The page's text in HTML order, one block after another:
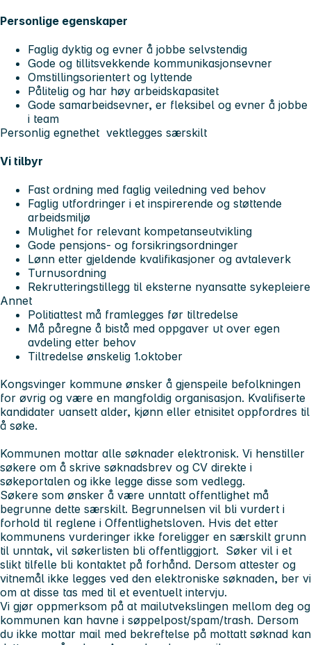
Personlige egenskaper
Faglig dyktig og evner å jobbe selvstendig
Gode og tillitsvekkende kommunikasjonsevner
Omstillingsorientert og lyttende
Pålitelig og har høy arbeidskapasitet
Gode samarbeidsevner, er fleksibel og evner å jobbe
i team
Personlig egnethet vektlegges særskilt
Vi tilbyr
Fast ordning med faglig veiledning ved behov
Faglig utfordringer i et inspirerende og støttende
arbeidsmiljø
Mulighet for relevant kompetanseutvikling
Gode pensjons- og forsikringsordninger
Lønn etter gjeldende kvalifikasjoner og avtaleverk
Turnusordning
Rekrutteringstillegg til eksterne nyansatte sykepleiere
Annet
Politiattest må framlegges før tiltredelse
Må påregne å bistå med oppgaver ut over egen
avdeling etter behov
Tiltredelse ønskelig 1.oktober
Kongsvinger kommune ønsker å gjenspeile befolkningen
for øvrig og være en mangfoldig organisasjon. Kvalifiserte
kandidater uansett alder, kjønn eller etnisitet oppfordres til
å søke.
Kommunen mottar alle søknader elektronisk. Vi henstiller
søkere om å skrive søknadsbrev og CV direkte i
søkeportalen og ikke legge disse som vedlegg.
Søkere som ønsker å være unntatt offentlighet må
begrunne dette særskilt. Begrunnelsen vil bli vurdert i
forhold til reglene i Offentlighetsloven. Hvis det etter
kommunens vurderinger ikke foreligger en særskilt grunn
til unntak, vil søkerlisten bli offentliggjort. Søker vil i et
slikt tilfelle bli kontaktet på forhånd. Dersom attester og
vitnemål ikke legges ved den elektroniske søknaden, ber vi
om at disse tas med til et eventuelt intervju.
Vi gjør oppmerksom på at mailutvekslingen mellom deg og
kommunen kan havne i søppelpost/spam/trash. Dersom
du ikke mottar mail med bekreftelse på mottatt søknad kan